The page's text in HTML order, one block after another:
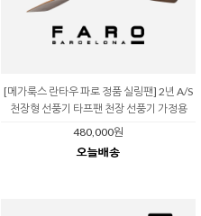
[메가룩스 란타우 파로 정품 실링팬] 2년 A/S
천장형 선풍기 타프팬 천장 선풍기 가정용
480,000원